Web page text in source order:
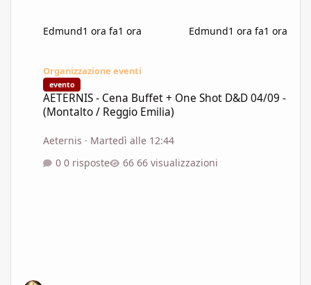
Edmund1 ora fa1 ora Edmund1 ora fa1 ora
Organizzazione eventi
evento
AETERNIS - Cena Buffet + One Shot D&D 04/09 -
(Montalto / Reggio Emilia)
Aeternis · Martedì alle 12:44
0 risposte
66 visualizzazioni